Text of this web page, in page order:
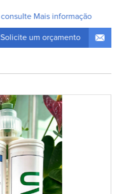
consulte Mais informação
Solicite um orçamento